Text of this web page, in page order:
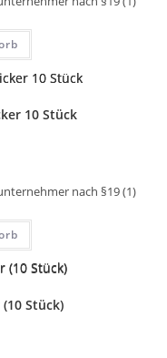
10 Stück
nach §19 (1)
Stück)